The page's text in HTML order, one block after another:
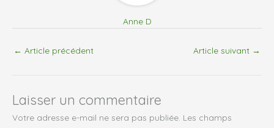
Anne D
← Article précédent Article suivant →
Laisser un commentaire
Votre adresse e-mail ne sera pas publiée. Les champs